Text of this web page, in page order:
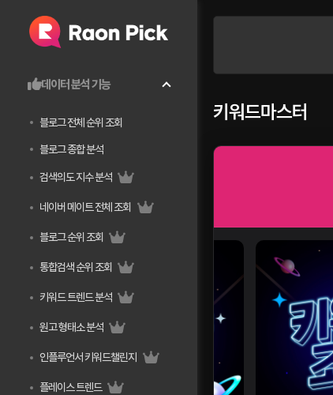
데이터 분석 기능
블로그 전체 순위 조회
블로그 종합 분석
검색의도 지수 분석
네이버 메이트 전체 조회
블로그 순위 조회
통합검색 순위 조회
키워드 트렌드 분석
원고 형태소 분석
인플루언서 키워드챌린지
플레이스 트렌드
키워드마스터